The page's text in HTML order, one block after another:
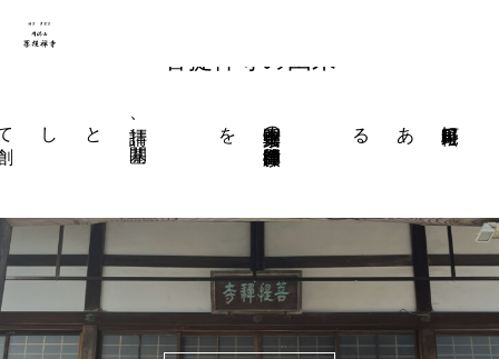
菩提禅寺の由来
日野町松尾にある
黄檗宗正明寺の
律師寂門道律禅師
を
拝請、
開基
として
創
菩提禅寺の由来